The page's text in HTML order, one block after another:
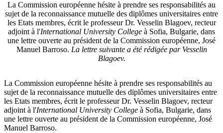
La Commission européenne hésite à prendre ses responsabilités au
sujet de la reconnaissance mutuelle des diplômes universitaires entre
les Etats membres, écrit le professeur Dr. Vesselin Blagoev, recteur
adjoint à l'International University College à Sofia, Bulgarie, dans
une lettre ouverte au président de la Commission européenne, José
Manuel Barroso. La lettre suivante a été rédigée par Vesselin
Blagoev.
La Commission européenne hésite à prendre ses responsabilités au
sujet de la reconnaissance mutuelle des diplômes universitaires entre
les Etats membres, écrit le professeur Dr. Vesselin Blagoev, recteur
adjoint à l'International University College à Sofia, Bulgarie, dans
une lettre ouverte au président de la Commission européenne, José
Manuel Barroso.